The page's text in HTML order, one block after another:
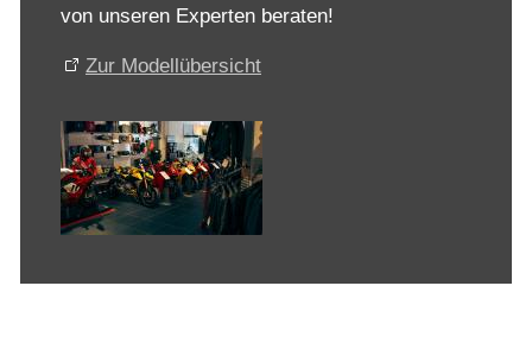
von unseren Experten beraten!
Zur Modellübersicht